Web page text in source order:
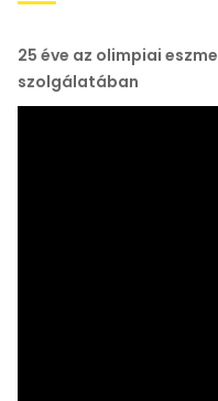
25 éve az olimpiai eszme
szolgálatában